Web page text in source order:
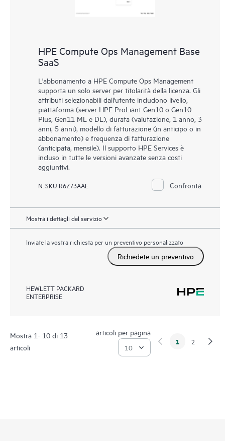
HPE Compute Ops Management Base
SaaS
L'abbonamento a HPE Compute Ops Management
supporta un solo server per titolarità della licenza. Gli
attributi selezionabili dall'utente includono livello,
piattaforma (server HPE ProLiant Gen10 o Gen10
Plus, Gen11 ML e DL), durata (valutazione, 1 anno, 3
anni, 5 anni), modello di fatturazione (in anticipo o in
abbonamento) e frequenza di fatturazione
(anticipata, mensile). Il supporto HPE Services è
incluso in tutte le versioni avanzate senza costi
aggiuntivi.
N. SKU R6Z73AAE Confronta
Mostra i dettagli del servizio
Inviate la vostra richiesta per un preventivo personalizzato
Richiedete un preventivo
HEWLETT PACKARD
ENTERPRISE
Mostra 1- 10 di 13
articoli
articoli per pagina
1 2